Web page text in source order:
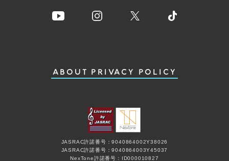
ABOUT PRIVACY POLICY
JASRAC許諾番号：9040864002Y38026
JASRAC許諾番号：9040864003Y45037
NexTone許諾番号：ID000010827